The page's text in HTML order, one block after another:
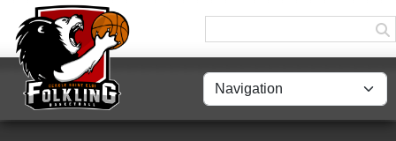
Panneau de gestion des cookies